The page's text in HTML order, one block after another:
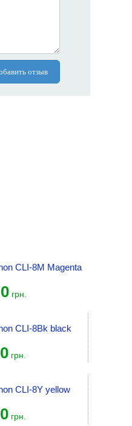
отзыв
CLI-8M Magenta
0грн.
CLI-8Bk black
0грн.
CLI-8Y yellow
0грн.